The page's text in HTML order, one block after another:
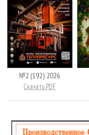
№2 (192) 2026
Скачать PDF